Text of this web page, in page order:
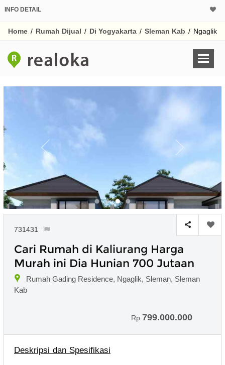
INFO DETAIL
Home / Rumah Dijual / Di Yogyakarta / Sleman Kab / Ngaglik
731431
Cari Rumah di Kaliurang Harga
Murah ini Dia Hunian 700 Jutaan
Rumah Gading Residence, Ngaglik, Sleman, Sleman
Kab
Rp 799.000.000
Deskripsi dan Spesifikasi
Harga Rp
Untuk hasil simulasi
pada kotak-